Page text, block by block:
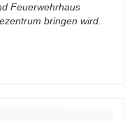
Feuerwehrhaus
bringen wird.